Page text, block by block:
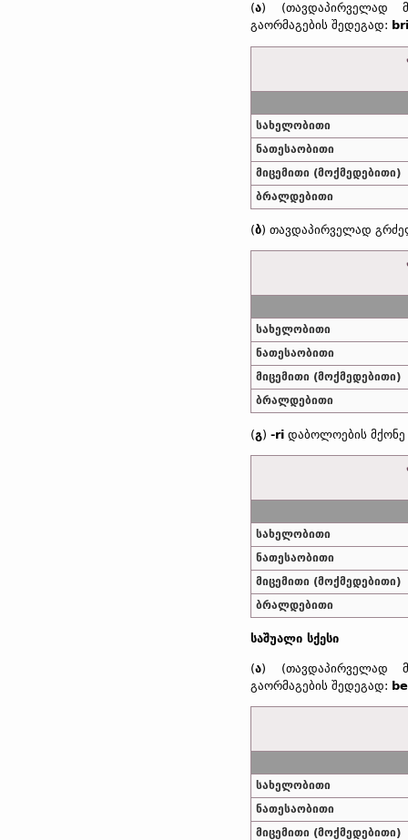
(ა) (თავდაპირველად
გაორმაგების შედეგად:
სახელობითი
ნათესაობითი
მიცემითი (მოქმედებითი)
ბრალდებითი
(ბ) თავდაპირველად
სახელობითი
ნათესაობითი
მიცემითი (მოქმედებითი)
ბრალდებითი
(გ) -ri დაბოლოების
სახელობითი
ნათესაობითი
მიცემითი (მოქმედებითი)
ბრალდებითი
საშუალი სქესი
(ა) (თავდაპირველად
გაორმაგების შედეგად:
სახელობითი
ნათესაობითი
მიცემითი (მოქმედებითი)